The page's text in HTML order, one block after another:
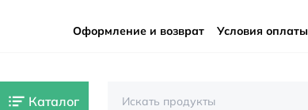
Оформление и возврат Условия оплаты
Каталог